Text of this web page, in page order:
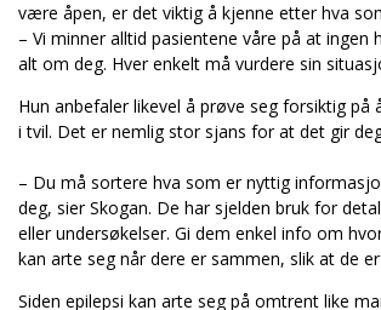
være åpen, er det viktig å kjenne etter hva
– Vi minner alltid pasientene våre på at ingen
alt om deg. Hver enkelt må vurdere sin
Hun anbefaler likevel å prøve seg forsiktig på
i tvil. Det er nemlig stor sjans for at det gir
– Du må sortere hva som er nyttig
deg, sier Skogan. De har sjelden bruk for
eller undersøkelser. Gi dem enkel info om
kan arte seg når dere er sammen, slik at de
Siden epilepsi kan arte seg på omtrent like